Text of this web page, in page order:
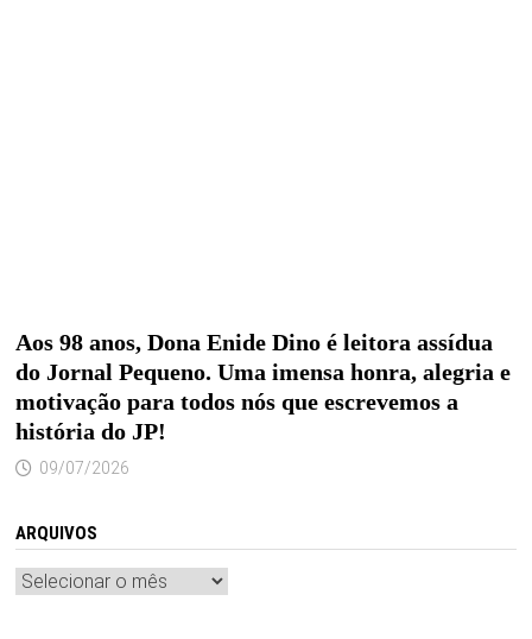
Aos 98 anos, Dona Enide Dino é leitora assídua
do Jornal Pequeno. Uma imensa honra, alegria e
motivação para todos nós que escrevemos a
história do JP!
09/07/2026
ARQUIVOS
Arquivos